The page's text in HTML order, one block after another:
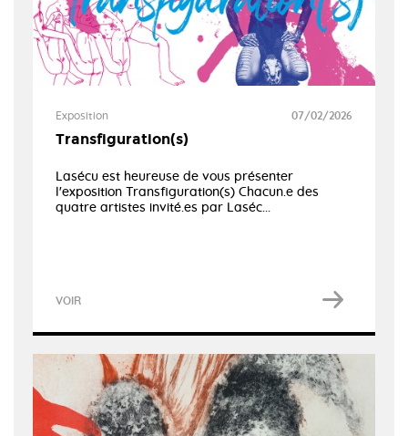
Exposition 07/02/2026
Transfiguration(s)
Lasécu est heureuse de vous présenter
l'exposition Transfiguration(s) Chacun.e des
quatre artistes invité.es par Laséc...
VOIR